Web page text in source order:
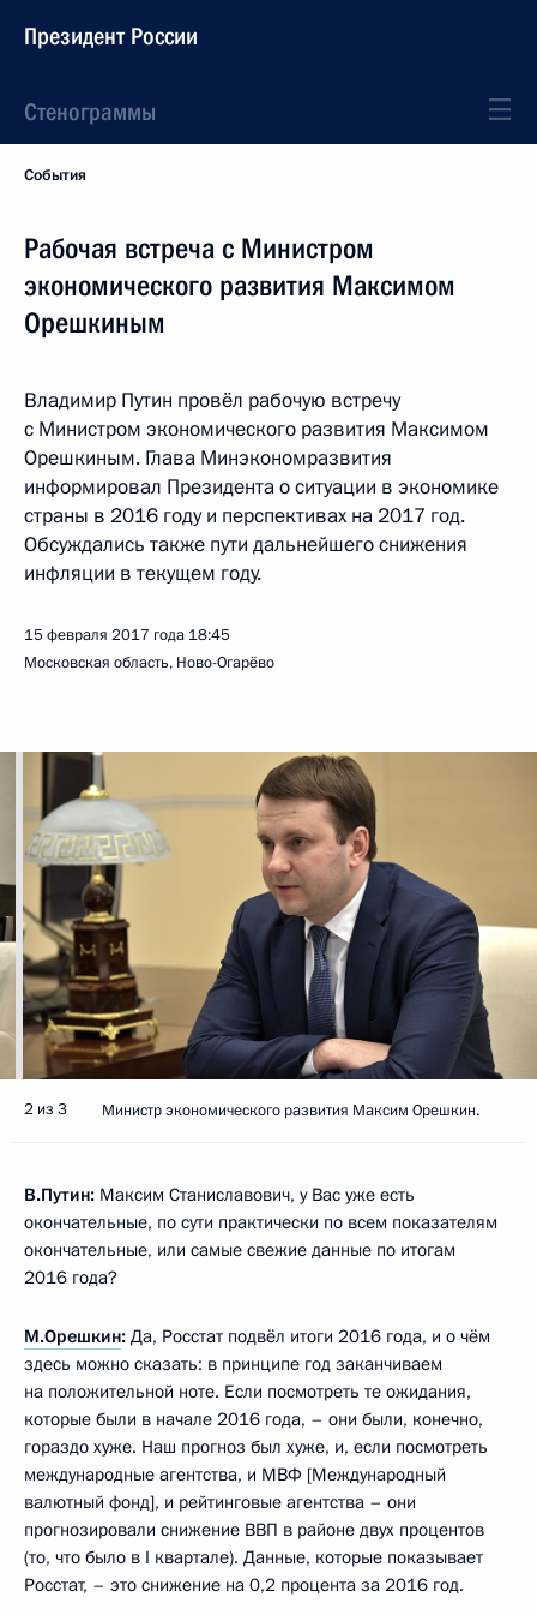
Президент России
Стенограммы
События
Рабочая встреча с Министром
экономического развития Максимом
Орешкиным
Владимир Путин провёл рабочую встречу
с Министром экономического развития Максимом
Орешкиным. Глава Минэкономразвития
информировал Президента о ситуации в экономике
страны в 2016 году и перспективах на 2017 год.
Обсуждались также пути дальнейшего снижения
инфляции в текущем году.
15 февраля 2017 года 18:45
Московская область, Ново-Огарёво
2 из 3 Министр экономического развития Максим Орешкин.
В.Путин: Максим Станиславович, у Вас уже есть
окончательные, по сути практически по всем показателям
окончательные, или самые свежие данные по итогам
2016 года?
М.Орешкин: Да, Росстат подвёл итоги 2016 года, и о чём
здесь можно сказать: в принципе год заканчиваем
на положительной ноте. Если посмотреть те ожидания,
которые были в начале 2016 года, – они были, конечно,
гораздо хуже. Наш прогноз был хуже, и, если посмотреть
международные агентства, и МВФ [Международный
валютный фонд], и рейтинговые агентства – они
прогнозировали снижение ВВП в районе двух процентов
(то, что было в I квартале). Данные, которые показывает
Росстат, – это снижение на 0,2 процента за 2016 год.